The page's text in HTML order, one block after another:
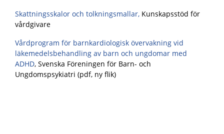
Skattningsskalor och tolkningsmallar, Kunskapsstöd för
vårdgivare
Vårdprogram för barnkardiologisk övervakning vid
läkemedelsbehandling av barn och ungdomar med
ADHD, Svenska Föreningen för Barn- och
Ungdomspsykiatri (pdf, ny flik)